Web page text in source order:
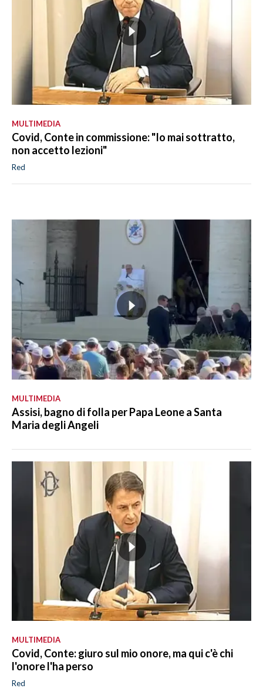
MULTIMEDIA
Covid, Conte in commissione: "Io mai sottratto,
non accetto lezioni"
Red
MULTIMEDIA
Assisi, bagno di folla per Papa Leone a Santa
Maria degli Angeli
MULTIMEDIA
Covid, Conte: giuro sul mio onore, ma qui c'è chi
l'onore l'ha perso
Red